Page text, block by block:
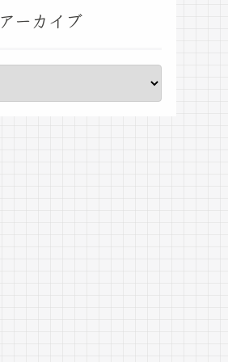
アーカイブ